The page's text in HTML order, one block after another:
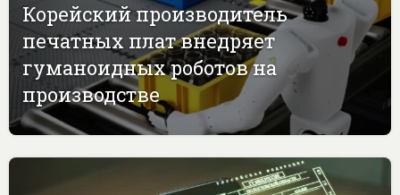
Корейский производитель
печатных плат внедряет
гуманоидных роботов на
производстве